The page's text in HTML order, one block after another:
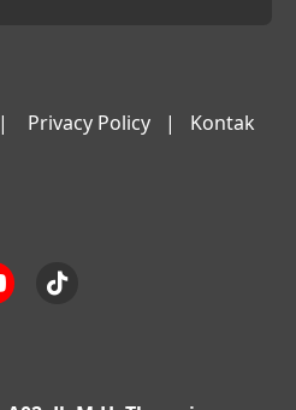
Privacy Policy | Kontak